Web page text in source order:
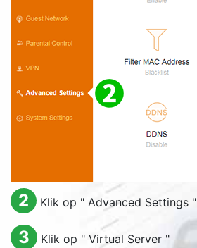
2 Klik op " Advanced Settings"
3 Klik op " Virtual Server"